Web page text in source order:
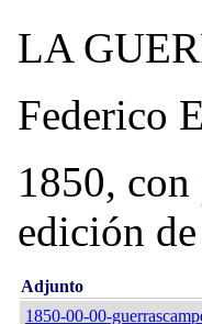
LA
Federico
1850, con
edición
Adjunto
1850-00-00-